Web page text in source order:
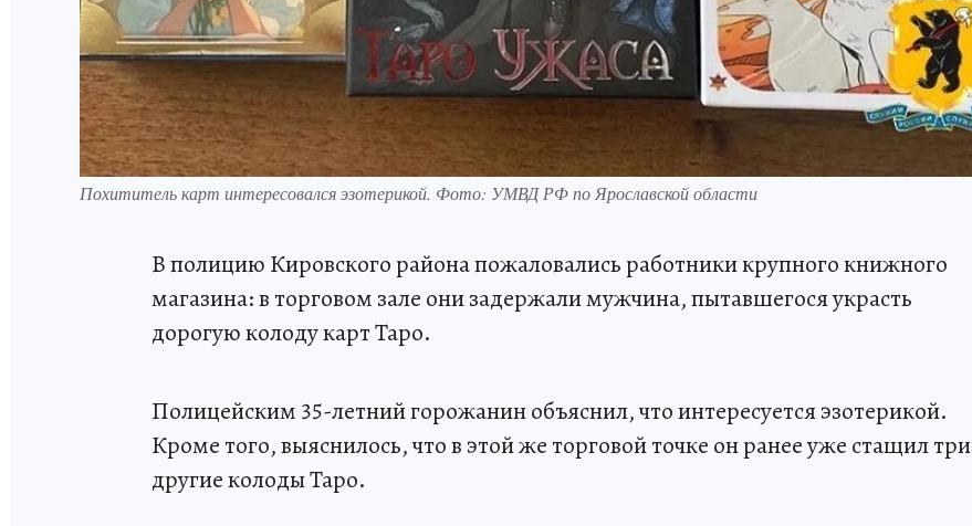
Похититель карт интересовался эзотерикой. Фото: УМВД РФ по Ярославской области
В полицию Кировского района пожаловались работники крупного книжного
магазина: в торговом зале они задержали мужчина, пытавшегося украсть
дорогую колоду карт Таро.
Полицейским 35-летний горожанин объяснил, что интересуется эзотерикой.
Кроме того, выяснилось, что в этой же торговой точке он ранее уже стащил три
другие колоды Таро.